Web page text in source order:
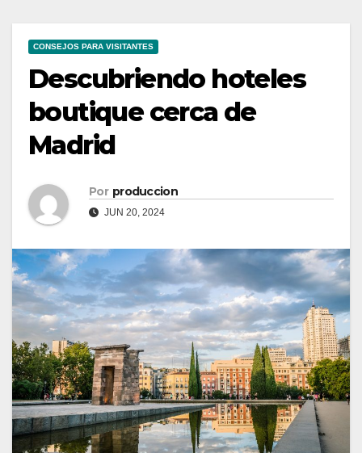
CONSEJOS PARA VISITANTES
Descubriendo hoteles
boutique cerca de
Madrid
Por produccion
JUN 20, 2024